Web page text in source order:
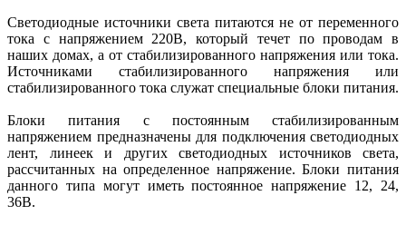
Светодиодные источники света питаются не от переменного
тока с напряжением 220В, который течет по проводам в
наших домах, а от стабилизированного напряжения или тока.
Источниками стабилизированного напряжения или
стабилизированного тока служат специальные блоки питания.
Блоки питания с постоянным стабилизированным
напряжением предназначены для подключения светодиодных
лент, линеек и других светодиодных источников света,
рассчитанных на определенное напряжение. Блоки питания
данного типа могут иметь постоянное напряжение 12, 24,
36В.